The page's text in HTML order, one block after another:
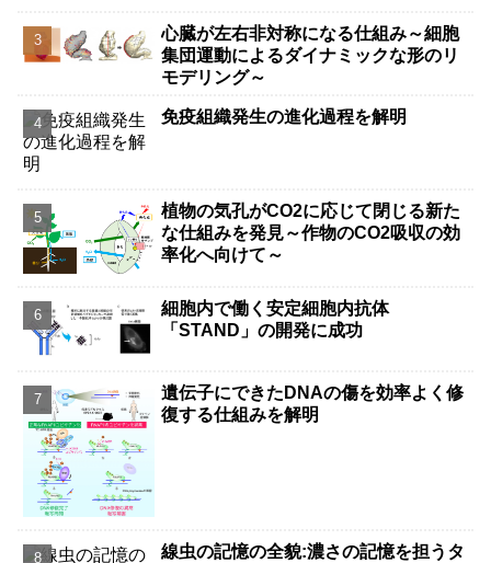
心臓が左右非対称になる仕組み～細胞
集団運動によるダイナミックな形のリ
モデリング～
免疫組織発生の進化過程を解明
植物の気孔がCO2に応じて閉じる新た
な仕組みを発見～作物のCO2吸収の効
率化へ向けて～
細胞内で働く安定細胞内抗体
「STAND」の開発に成功
遺伝子にできたDNAの傷を効率よく修
復する仕組みを解明
線虫の記憶の全貌:濃さの記憶を担うタ